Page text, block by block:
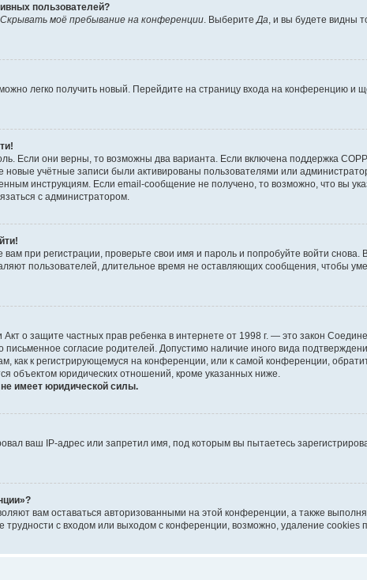
пользователей?
Скрывать моё пребывание на конференции . Выберите Да , и вы будете видны
легко получить новый. Перейдите на страницу входа на конференцию и
Если они верны, то возможны два варианта. Если включена поддержка
новые учётные записи были активированы пользователями или
инструкциям. Если email-сообщение не получено, то возможно, что вы
с администратором.
при регистрации, проверьте свои имя и пароль и попробуйте войти
пользователей, длительное время не оставляющих сообщения, чтобы
Акт о защите частных прав ребенка в интернете от 1998 г. — это закон
согласие родителей. Допустимо наличие иного вида
как к регистрирующемуся на конференции, или к самой конференции,
объектом юридических отношений, кроме указанных ниже.
имеет юридической силы.
ваш IP-адрес или запретил имя, под которым вы пытаетесь
вам оставаться авторизованными на этой конференции, а также
с входом или выходом с конференции, возможно, удаление cookies